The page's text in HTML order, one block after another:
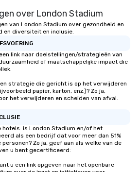
over London Stadium
van London Stadium over gezondheid en
en diversiteit en inclusie.
link naar doelstellingen/strategieën van
of maatschappelijke impact die
strategie die gericht is op het verwijderen
papier, karton, enz.)? Zo ja,
het verwijderen en scheiden van afval.
hotels: is London Stadium en/of het
als een bedrijf dat voor meer dan 51%
Zo ja, geef aan als welke van de
u bent gecertificeerd:
u een link opgeven naar het openbare